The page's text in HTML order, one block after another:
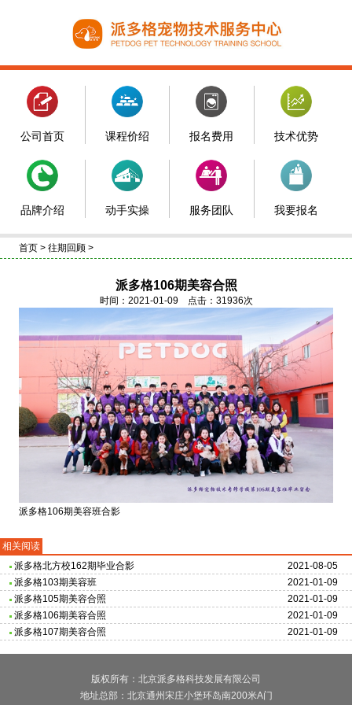
公司首页 课程价绍 报名费用 技术优势
品牌介绍 动手实操 服务团队 我要报名
首页 > 往期回顾 >
派多格106期美容合照
时间：2021-01-09 点击：31936次
派多格106期美容班合影
相关阅读
2021-08-05
派多格北方校162期毕业合影
2021-01-09
派多格103期美容班
2021-01-09
派多格105期美容合照
2021-01-09
派多格106期美容合照
2021-01-09
派多格107期美容合照
版权所有：北京派多格科技发展有限公司
地址总部：北京通州宋庄小堡环岛南200米A门